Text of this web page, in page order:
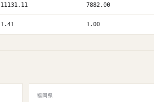
11131.11 7882.00
1.41 1.00
福岡県